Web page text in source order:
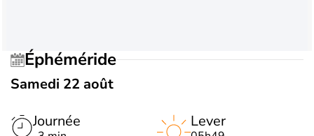
Éphéméride
Samedi 22 août
Journée
Lever